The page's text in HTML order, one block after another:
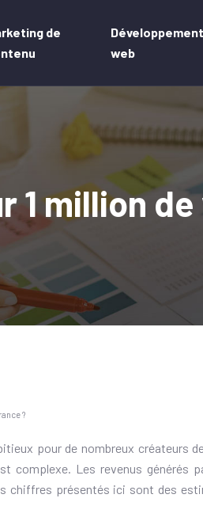
de
Développement
web
1 million
?
pour de nombreux
complexe. Les revenus
chiffres présentés ici sont des